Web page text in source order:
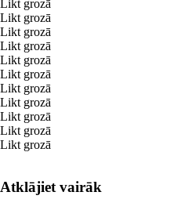
Likt grozā
Likt grozā
Likt grozā
Likt grozā
Likt grozā
Likt grozā
Likt grozā
Likt grozā
Likt grozā
Likt grozā
Likt grozā
Atklājiet vairāk